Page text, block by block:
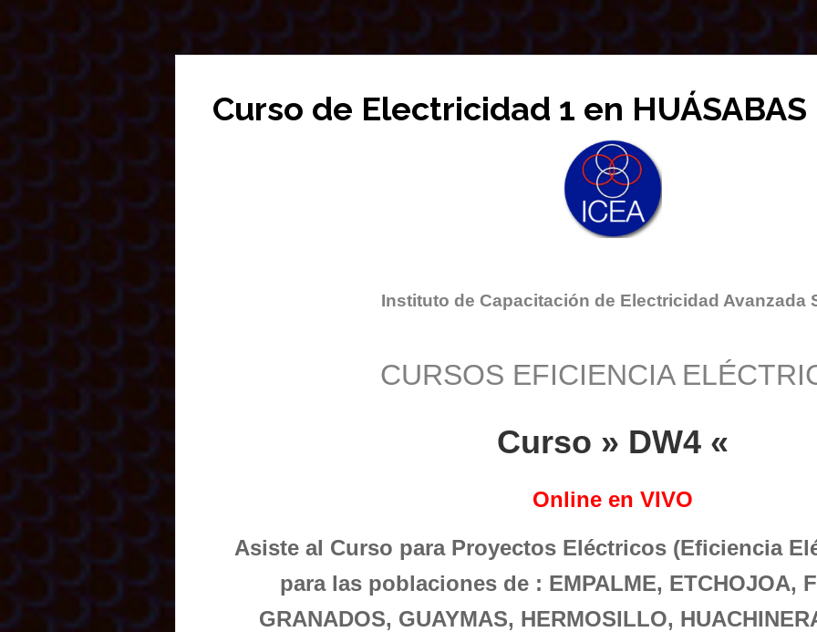
Curso de Electricidad 1 en HUÁSABAS
Instituto de Capacitación de Electricidad Avanzada
CURSOS EFICIENCIA
Curso » DW4 «
Online en VIVO
Asiste al Curso para Proyectos Eléctricos (Eficiencia
para las poblaciones de : EMPALME, ETCHOJOA,
GRANADOS, GUAYMAS, HERMOSILLO,